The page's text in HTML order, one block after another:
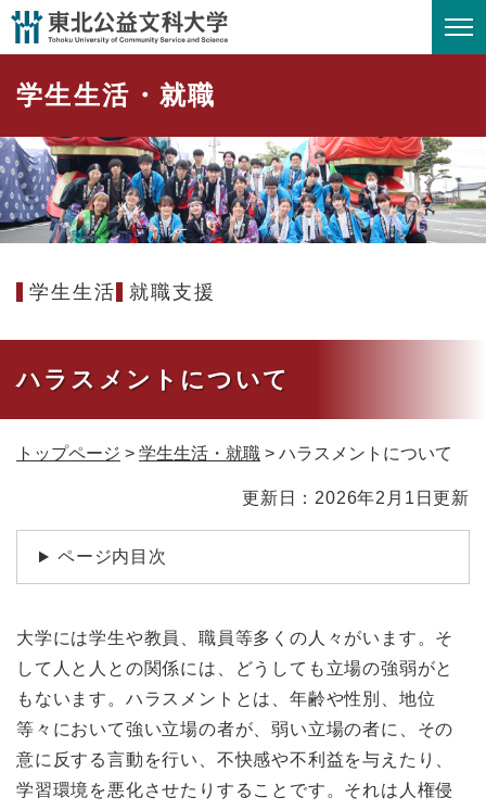
ペ
の
頭
で
す
。
メニューを飛ばして本文へ
学生生活・就職
学生生活 就職支援
ハラスメントについて
トップページ > 学生生活・就職 > ハラスメントについて
文
更新日：2026年2月1日更新
ページ内目次
大学には学生や教員、職員等多くの人々がいます。そ
して人と人との関係には、どうしても立場の強弱がと
もないます。ハラスメントとは、年齢や性別、地位
等々において強い立場の者が、弱い立場の者に、その
意に反する言動を行い、不快感や不利益を与えたり、
学習環境を悪化させたりすることです。それは人権侵